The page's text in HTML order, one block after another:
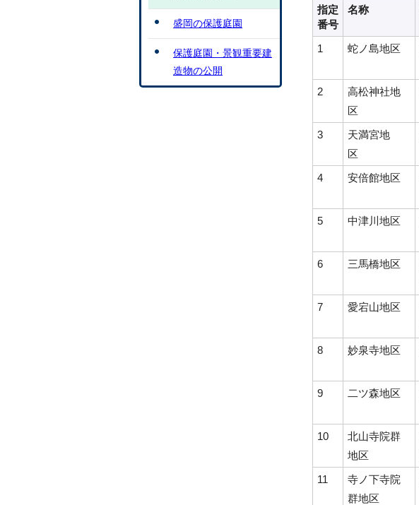
指定
番号
名称
1 蛇ノ島地区
2
高松神社地
区
3
天満宮地
区
4
安倍館地区
5
中津川地区
6
三馬橋地区
7
愛宕山地区
8
妙泉寺地区
9
二ツ森地区
10
北山寺院群
地区
11
寺ノ下寺院
群地区
盛岡の保護庭園
保護庭園・景観重要建
造物の公開